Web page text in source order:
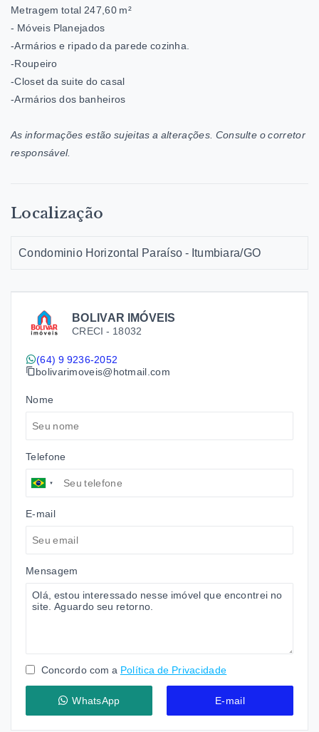
BOLIVAR IMÓVEIS
CRECI - 18032
(64) 9 9236-2052
bolivarimoveis@hotmail.com
Nome
Telefone
E-mail
Mensagem
Concordo com a Política de Privacidade
WhatsApp E-mail
Metragem total 247,60 m²
- ⁠Móveis Planejados
-Armários e ripado da parede cozinha.
-Roupeiro
-Closet da suite do casal
-Armários dos banheiros
As informações estão sujeitas a alterações. Consulte o corretor
responsável.
Localização
Condominio Horizontal Paraíso - Itumbiara/GO